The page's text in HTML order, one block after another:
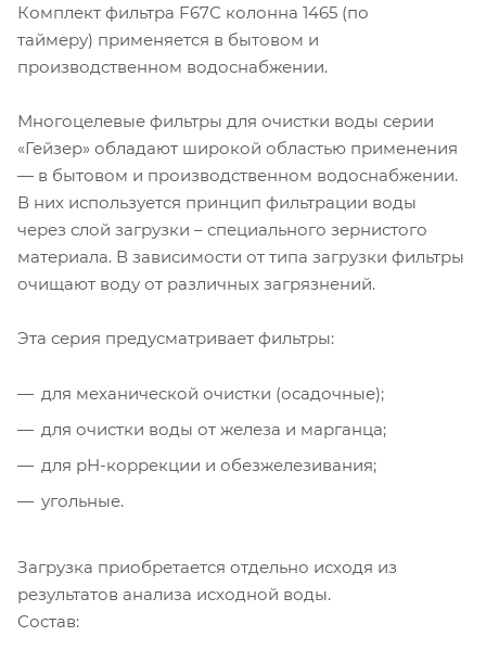
Комплект фильтра F67С колонна 1465 (по
таймеру) применяется в бытовом и
производственном водоснабжении.
Многоцелевые фильтры для очистки воды серии
«Гейзер» обладают широкой областью применения
— в бытовом и производственном водоснабжении.
В них используется принцип фильтрации воды
через слой загрузки – специального зернистого
материала. В зависимости от типа загрузки фильтры
очищают воду от различных загрязнений.
Эта серия предусматривает фильтры:
для механической очистки (осадочные);
для очистки воды от железа и марганца;
для рН-коррекции и обезжелезивания;
угольные.
Загрузка приобретается отдельно исходя из
результатов анализа исходной воды.
Состав: